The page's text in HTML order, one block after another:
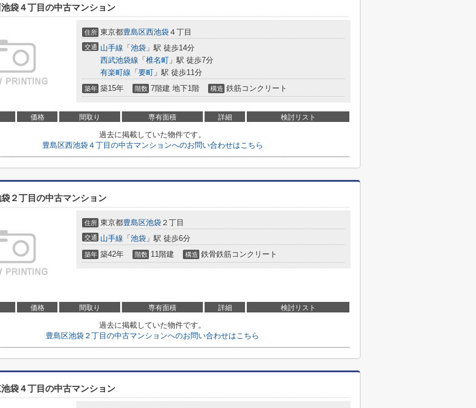
袋４丁目の中古マンション
住所 東京都豊島区西池袋 ４丁目
交通 山手線 「 池袋 」駅 徒歩14分
西武池袋線 「 椎名町 」駅 徒歩7分
有楽町線 「 要町 」駅 徒歩11分
築年 築15年 階数 7階建 地下1階 構造 鉄筋コンクリート
価格 間取り 専有面積 詳細 検討リスト
過去に掲載していた物件です。
豊島区西池袋４丁目の中古マンションへのお問い合わせはこちら
２丁目の中古マンション
住所 東京都豊島区池袋 ２丁目
交通 山手線 「 池袋 」駅 徒歩6分
築年 築42年 階数 11階建 構造 鉄骨鉄筋コンクリート
価格 間取り 専有面積 詳細 検討リスト
過去に掲載していた物件です。
豊島区池袋２丁目の中古マンションへのお問い合わせはこちら
袋４丁目の中古マンション